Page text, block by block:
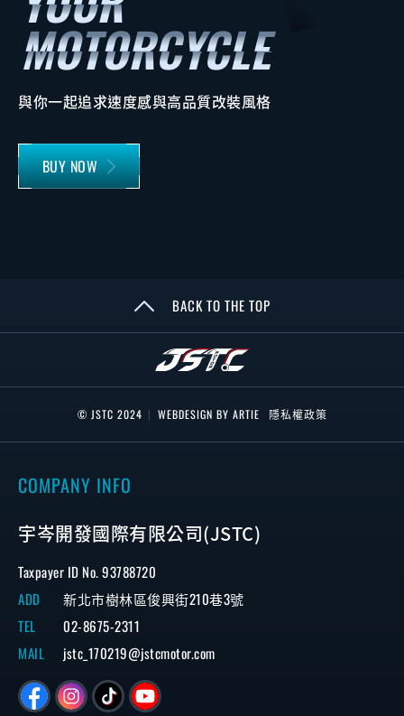
與你一起追求速度感與高品質改裝風格
BUY NOW
BACK TO THE TOP
© JSTC 2024 | WEBDESIGN BY ARTIE 隱私權政策
COMPANY INFO
宇岑開發國際有限公司(JSTC)
Taxpayer ID No. 93788720
ADD
新北市樹林區俊興街210巷3號
TEL
02-8675-2311
MAIL
jstc_170219@jstcmotor.com